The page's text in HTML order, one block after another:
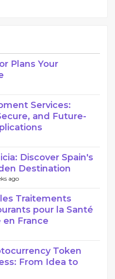
Plans Your
Services:
and Future-
Discover Spain's
Destination
ago
Traitements
pour la Santé
en France
Token
From Idea to